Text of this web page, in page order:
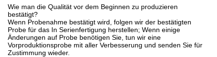
Wie man die Qualität vor dem Beginnen zu produzieren
bestätigt?
Wenn Probenahme bestätigt wird, folgen wir der bestätigten
Probe für das In Serienfertigung herstellen; Wenn einige
Änderungen auf Probe benötigen Sie, tun wir eine
Vorproduktionsprobe mit aller Verbesserung und senden Sie für
Zustimmung wieder.